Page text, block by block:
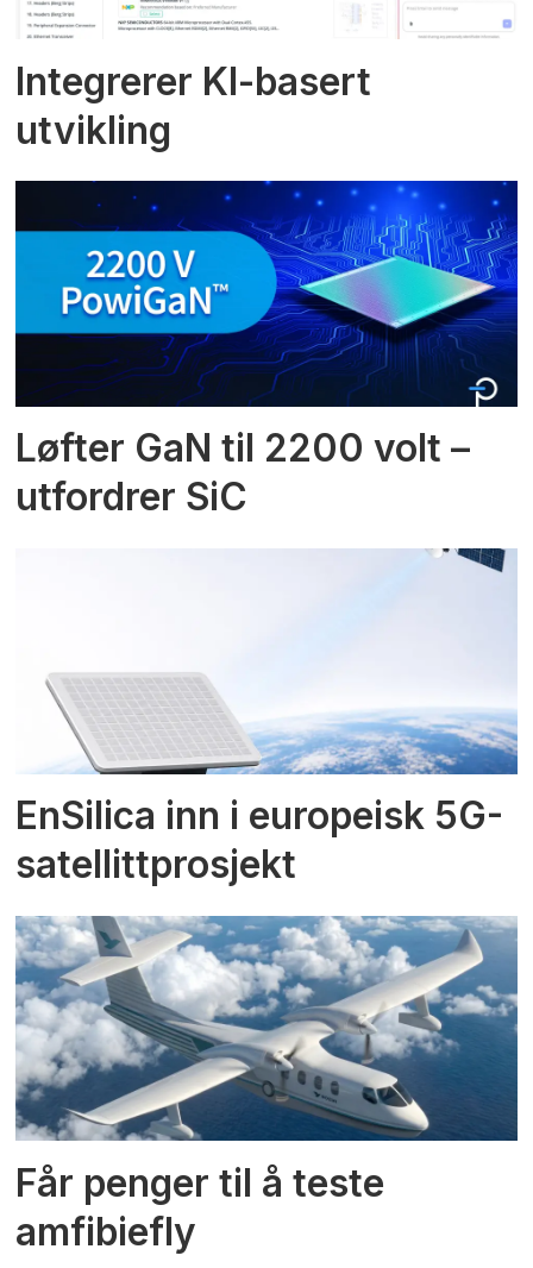
Integrerer KI-basert
utvikling
Løfter GaN til 2200 volt –
utfordrer SiC
EnSilica inn i europeisk 5G-
satellittprosjekt
Får penger til å teste
amfibiefly